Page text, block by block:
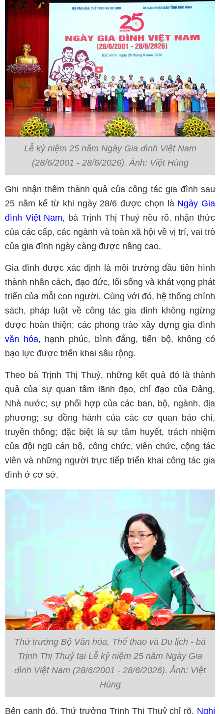
Lễ kỷ niệm 25 năm Ngày Gia đình Việt Nam
(28/6/2001 - 28/6/2026). Ảnh: Việt Hùng
Ghi nhận thêm thành quả của công tác gia đình sau
25 năm kể từ khi ngày 28/6 được chọn là Ngày Gia
đình Việt Nam, bà Trịnh Thị Thuỷ nêu rõ, nhận thức
của các cấp, các ngành và toàn xã hội về vị trí, vai trò
của gia đình ngày càng được nâng cao.
Gia đình được xác định là môi trường đầu tiên hình
thành nhân cách, đạo đức, lối sống và khát vọng phát
triển của mỗi con người. Cùng với đó, hệ thống chính
sách, pháp luật về công tác gia đình không ngừng
được hoàn thiện; các phong trào xây dựng gia đình
văn hóa, hạnh phúc, bình đẳng, tiến bộ, không có
bạo lực được triển khai sâu rộng.
Theo bà Trịnh Thị Thuỷ, những kết quả đó là thành
quả của sự quan tâm lãnh đạo, chỉ đạo của Đảng,
Nhà nước; sự phối hợp của các ban, bộ, ngành, địa
phương; sự đồng hành của các cơ quan báo chí,
truyền thông; đặc biệt là sự tâm huyết, trách nhiệm
của đội ngũ cán bộ, công chức, viên chức, cộng tác
viên và những người trực tiếp triển khai công tác gia
đình ở cơ sở.
Thứ trưởng Bộ Văn hóa, Thể thao và Du lịch - bà
Trịnh Thị Thuỷ tại Lễ kỷ niệm 25 năm Ngày Gia
đình Việt Nam (28/6/2001 - 28/6/2026). Ảnh: Việt
Hùng
Bên cạnh đó, Thứ trưởng Trịnh Thị Thuỷ chỉ rõ, Nghị